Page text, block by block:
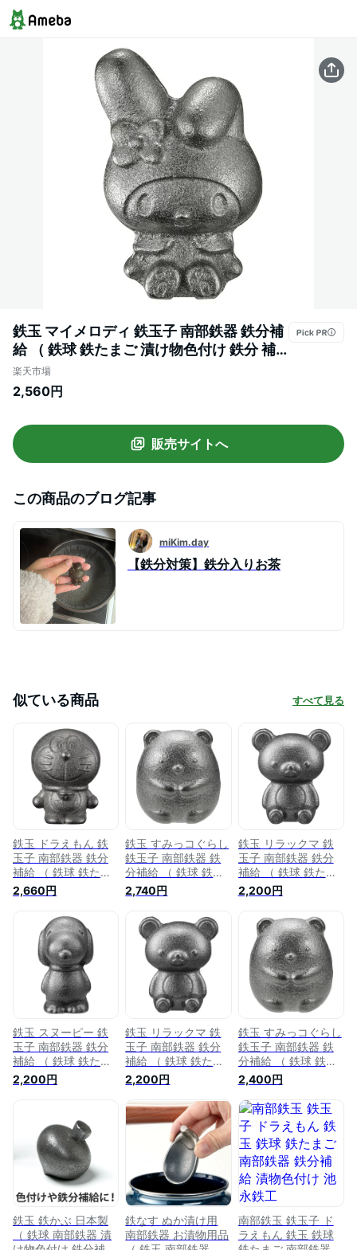
鉄玉 マイメロディ 鉄玉子 南部鉄器 鉄分補
給 （ 鉄球 鉄たまご 漬け物色付け 鉄分 補
給 漬物色付け 漬物色出し 漬け物色出し キ
ャラクター ）
楽天市場
2,560円
販売サイトへ
この商品のブログ記事
miKim.day
【鉄分対策】鉄分入りお茶
似ている商品 すべて見る
鉄玉 ドラえもん 鉄
玉子 南部鉄器 鉄分
補給 （ 鉄球 鉄たま
ご 漬け物色付け 鉄
分 補給 漬物色付け
漬物色出し 漬け物色
出し キャラクター
2,660円
鉄玉 すみっコぐらし
鉄玉子 南部鉄器 鉄
分補給 （ 鉄球 鉄た
まご 漬け物色付け
鉄分 補給 漬物色付
け 漬物色出し 漬け
物色出し キャラクタ
ー ）
2,740円
鉄玉 リラックマ 鉄
玉子 南部鉄器 鉄分
補給 （ 鉄球 鉄たま
ご 漬け物色付け 鉄
分 補給 漬物色付け
漬物色出し 漬け物色
出し キャラクター
） 【39ショップ】
2,200円
鉄玉 スヌーピー 鉄
玉子 南部鉄器 鉄分
補給 （ 鉄球 鉄たま
ご 漬け物色付け 鉄
分 補給 漬物色付け
出し キャラクター
）【3980円以上送
料無料】
2,200円
鉄玉 リラックマ 鉄
玉子 南部鉄器 鉄分
補給 （ 鉄球 鉄たま
ご 漬け物色付け 鉄
分 補給 漬物色付け
漬物色出し 漬け物色
出し キャラクター
）【3980円以上送
料無料】
2,200円
鉄玉 すみっコぐらし
鉄玉子 南部鉄器 鉄
分補給 （ 鉄球 鉄た
まご 漬け物色付け
鉄分 補給 漬物色付
け 漬物色出し 漬け
物色出し キャラクタ
ー ）【3980円以上
送料無料】
2,400円
鉄玉 鉄かぶ 日本製
（ 鉄球 南部鉄器 漬
鉄なす ぬか漬け用
南部鉄器 お漬物用品
南部鉄玉 鉄玉子 ド
ラえもん 鉄玉 鉄球